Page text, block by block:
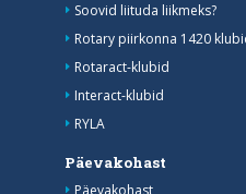
Soovid liituda liikmeks?
Rotary piirkonna 1420
Rotaract-klubid
Interact-klubid
RYLA
Päevakohast